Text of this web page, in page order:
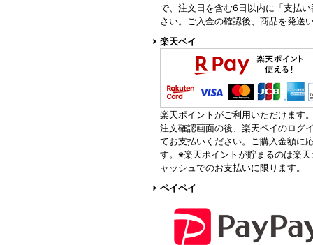
で、注文日を含む6日以内に「支払
さい。ご入金の確認後、商品を発送
楽天ペイ
楽天ポイントがご利用いただけます
注文確認画面の後、楽天ペイのログ
てお支払いください。ご購入金額に
す。※楽天ポイントが貯まるのは楽
ャッシュでのお支払いに限ります。
ペイペイ